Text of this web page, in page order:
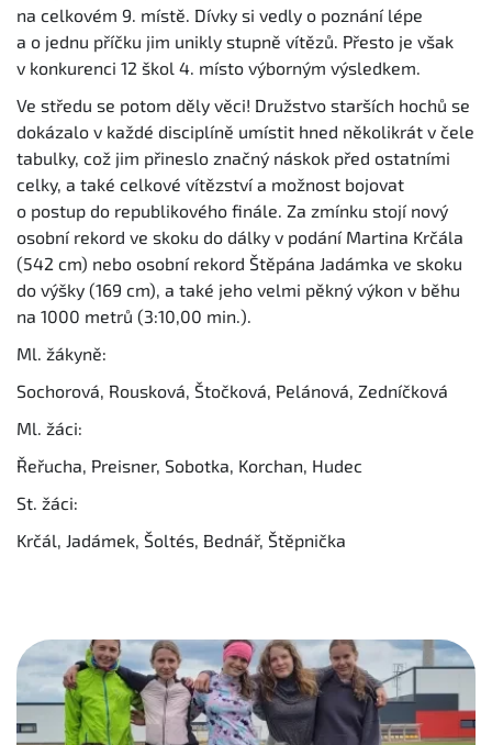
na celkovém 9. místě. Dívky si vedly o poznání lépe
a o jednu příčku jim unikly stupně vítězů. Přesto je však
v konkurenci 12 škol 4. místo výborným výsledkem.
Ve středu se potom děly věci! Družstvo starších hochů se
dokázalo v každé disciplíně umístit hned několikrát v čele
tabulky, což jim přineslo značný náskok před ostatními
celky, a také celkové vítězství a možnost bojovat
o postup do republikového finále. Za zmínku stojí nový
osobní rekord ve skoku do dálky v podání Martina Krčála
(542 cm) nebo osobní rekord Štěpána Jadámka ve skoku
do výšky (169 cm), a také jeho velmi pěkný výkon v běhu
na 1000 metrů (3:10,00 min.).
Ml. žákyně:
Sochorová, Rousková, Štočková, Pelánová, Zedníčková
Ml. žáci:
Řeřucha, Preisner, Sobotka, Korchan, Hudec
St. žáci:
Krčál, Jadámek, Šoltés, Bednář, Štěpnička